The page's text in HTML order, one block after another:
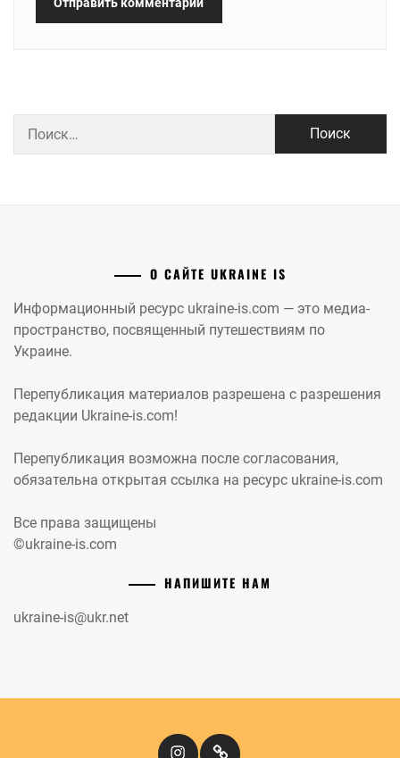
О САЙТЕ UKRAINE IS
Информационный ресурс ukraine-is.com — это медиа-
пространство, посвященный путешествиям по
Украине.
Перепубликация материалов разрешена с разрешения
редакции Ukraine-is.com!
Перепубликация возможна после согласования,
обязательна открытая ссылка на ресурс ukraine-is.com
Все права защищены
©ukraine-is.com
НАПИШИТЕ НАМ
ukraine-is@ukr.net
InstagramКіномандри